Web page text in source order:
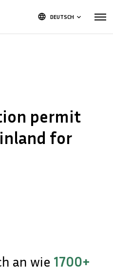
language DEUTSCH keyboard_arrow_down
permit
for
an wie 1700+